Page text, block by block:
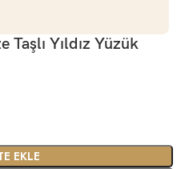
Taşlı Yıldız Yüzük
EKLE